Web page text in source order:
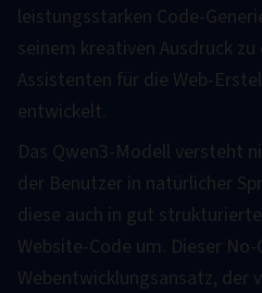
leistungsstarken Code-
seinem kreativen Ausdruck
Assistenten für die Web-
entwickelt.
Das Qwen3-Modell versteht
der Benutzer in natürlicher
diese auch in gut
Website-Code um. Dieser No-
Webentwicklungsansatz, der